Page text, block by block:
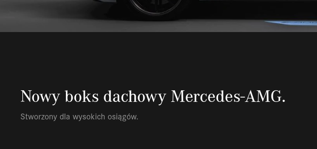
Nowy boks dachowy Mercedes-AMG.
Stworzony dla wysokich osiągów.